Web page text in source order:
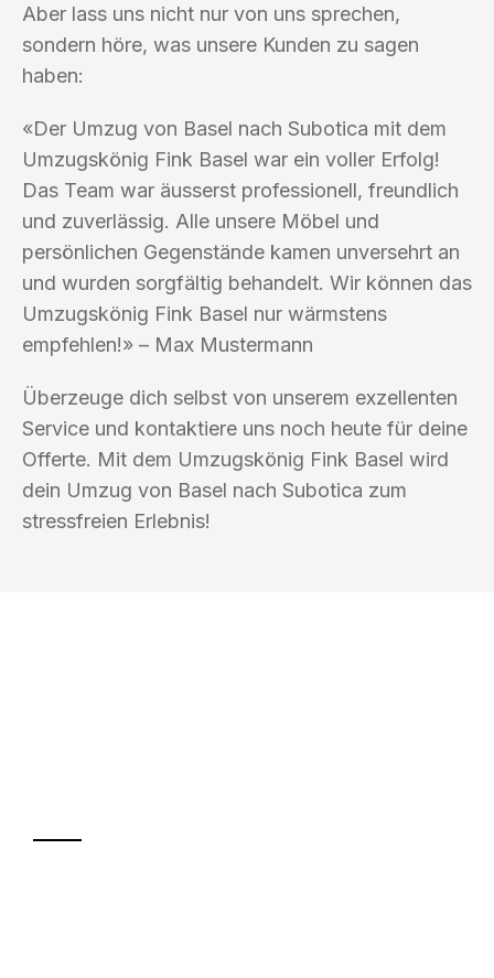
Aber lass uns nicht nur von uns sprechen,
sondern höre, was unsere Kunden zu sagen
haben:
«Der Umzug von Basel nach Subotica mit dem
Umzugskönig Fink Basel war ein voller Erfolg!
Das Team war äusserst professionell, freundlich
und zuverlässig. Alle unsere Möbel und
persönlichen Gegenstände kamen unversehrt an
und wurden sorgfältig behandelt. Wir können das
Umzugskönig Fink Basel nur wärmstens
empfehlen!» – Max Mustermann
Überzeuge dich selbst von unserem exzellenten
Service und kontaktiere uns noch heute für deine
Offerte. Mit dem Umzugskönig Fink Basel wird
dein Umzug von Basel nach Subotica zum
stressfreien Erlebnis!